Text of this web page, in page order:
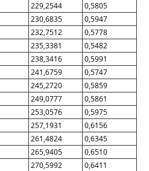
229,2544
0,5805
230,6835
0,5947
232,7512
0,5778
235,3381
0,5482
238,3416
0,5991
241,6759
0,5747
245,2720
0,5859
249,0777
0,5861
253,0576
0,5975
257,1931
0,6156
261,4824
0,6345
265,9405
0,6510
270,5992
0,6411